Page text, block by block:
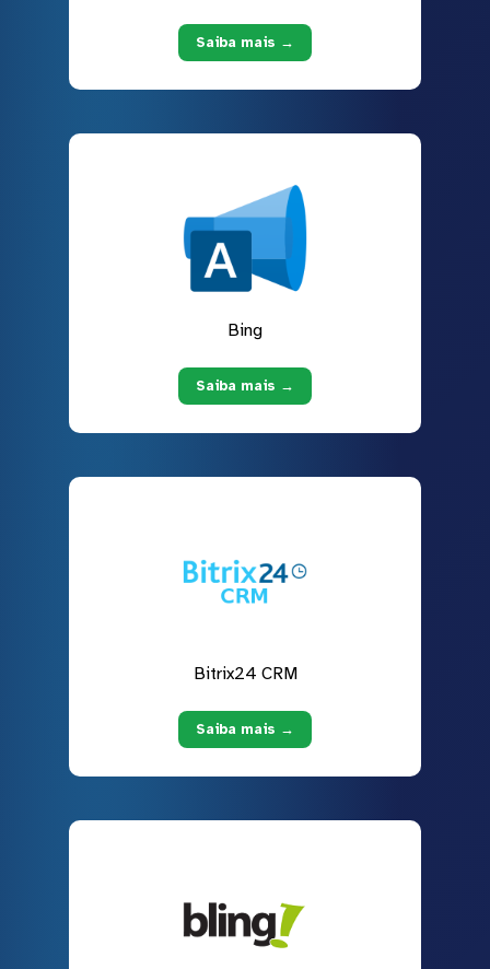
Saiba mais →
Bing
Saiba mais →
Bitrix24 CRM
Saiba mais →